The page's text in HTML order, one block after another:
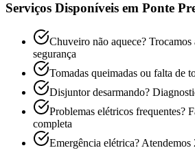
Serviços Disponíveis em Ponte
Chuveiro não aquece? Trocamos
segurança
Tomadas queimadas ou falta de
Disjuntor desarmando?
Problemas elétricos frequentes?
completa
Emergência elétrica? Atendemos